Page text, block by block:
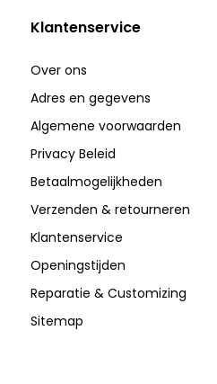
Klantenservice
Over ons
Adres en gegevens
Algemene voorwaarden
Privacy Beleid
Betaalmogelijkheden
Verzenden & retourneren
Klantenservice
Openingstijden
Reparatie & Customizing
Sitemap